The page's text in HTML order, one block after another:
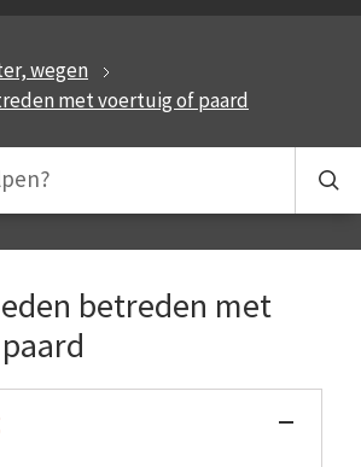
wegen
met voertuig of paard
betreden met